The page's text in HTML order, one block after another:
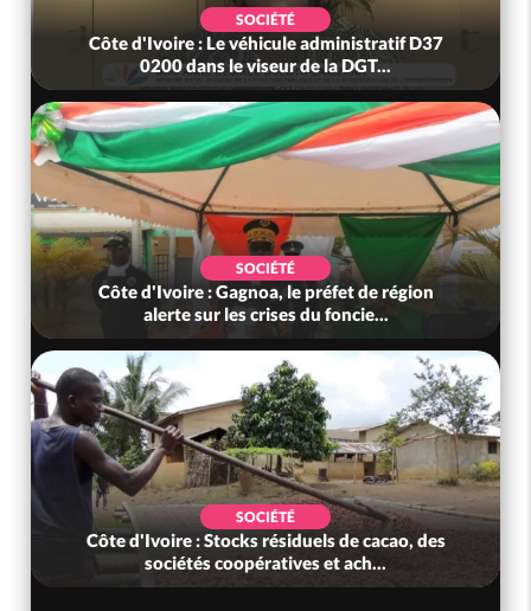
SOCIÉTÉ
Côte d'Ivoire : Le véhicule administratif D37
0200 dans le viseur de la DGT...
SOCIÉTÉ
Côte d'Ivoire : Gagnoa, le préfet de région
alerte sur les crises du foncie...
SOCIÉTÉ
Côte d'Ivoire : Stocks résiduels de cacao, des
sociétés coopératives et ach...